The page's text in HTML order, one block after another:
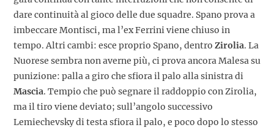
dare continuità al gioco delle due squadre. Spano prova a
imbeccare Montisci, ma l’ex Ferrini viene chiuso in
tempo. Altri cambi: esce proprio Spano, dentro Zirolia. La
Nuorese sembra non averne più, ci prova ancora Malesa su
punizione: palla a giro che sfiora il palo alla sinistra di
Mascia. Tempio che può segnare il raddoppio con Zirolia,
ma il tiro viene deviato; sull’angolo successivo
Lemiechevsky di testa sfiora il palo, e poco dopo lo stesso